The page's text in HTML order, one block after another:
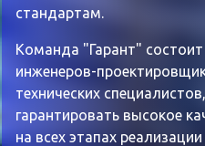
стандартам.
Команда "Гарант"
инженеров-
технических
гарантировать высокое
на всех этапах